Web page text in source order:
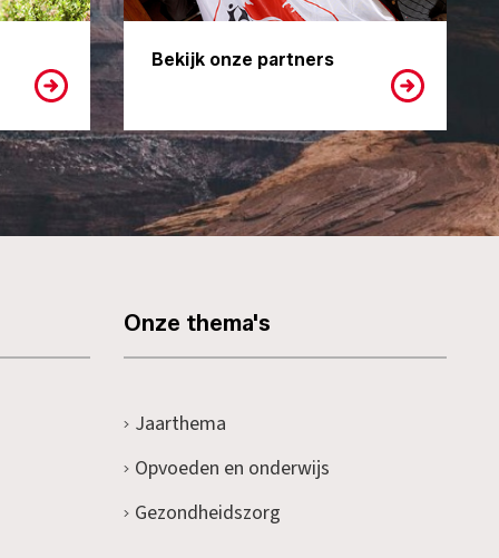
Bekijk onze partners
Onze thema's
Jaarthema
Opvoeden en onderwijs
Gezondheidszorg